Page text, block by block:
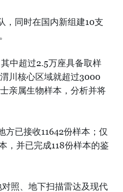
，同时在国内新组建10支
中超过2.5万座具备取样
川核心区域就超过3000
亲属生物样本，分析并将
已接收11642份样本；仅
，并已完成118份样本的鉴
照、地下扫描雷达及现代